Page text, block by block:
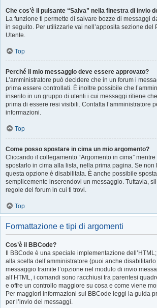
Che cos’è il pulsante “Salva” nella finestra di invio
La funzione ti permette di salvare bozze di messaggi
in seguito. Per utilizzarle vai nell’apposita sezione del
Utente.
Top
Perché il mio messaggio deve essere approvato?
L’amministratore può decidere che in un forum i
prima essere controllati. È inoltre possibile che
inserito in un gruppo di utenti i cui messaggi ritiene
prima di essere resi visibili. Contatta l’amministratore
informazioni.
Top
Come posso spostare in cima un mio argomento?
Cliccando il collegamento “Argomento in cima”
spostarlo in cima alla lista, nella prima pagina. Se non
questa opzione è disabilitata. È anche possibile
semplicemente inserendovi un messaggio. Tuttavia,
regole del forum in cui ti trovi.
Top
Formattazione e tipi di argomenti
Cos’è il BBCode?
Il BBCode è una speciale implementazione
alla scelta dell’amministratore (puoi anche
messaggio tramite l’opzione nel modulo di invio
all’HTML, i comandi sono racchiusi tra parentesi
e offre un controllo maggiore su cosa e come viene
Per maggiori informazioni sul BBCode leggi la guida
per l’invio dei messaggi.